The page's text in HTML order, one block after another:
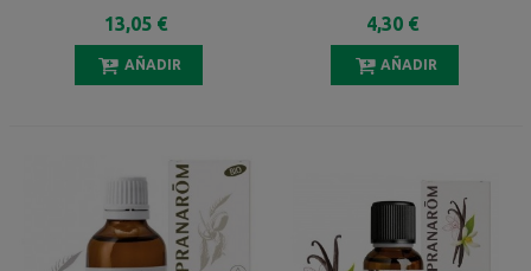
13,05 €
AÑADIR
4,30 €
AÑADIR